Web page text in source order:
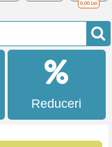
0,00 Lei
Reduceri